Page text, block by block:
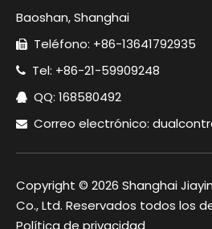
Baoshan, Shanghai
 Teléfono: +86-13641792935
 Tel: +86-21-59909248
 QQ: 168580492
 Correo electrónico:
Copyright © 2026 Shanghai
Co., Ltd. Reservados todos los
Política de privacidad